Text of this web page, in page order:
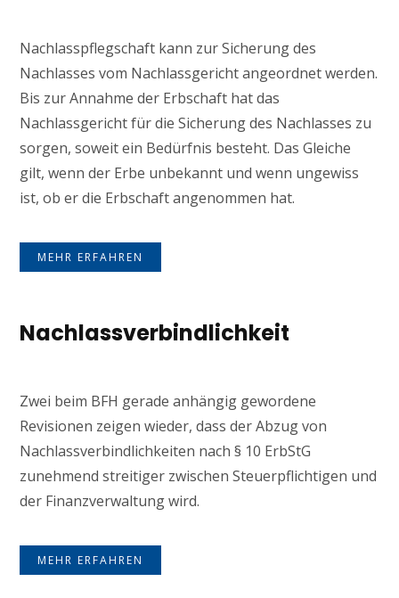
Nachlasspflegschaft kann zur Sicherung des
Nachlasses vom Nachlassgericht angeordnet werden.
Bis zur Annahme der Erbschaft hat das
Nachlassgericht für die Sicherung des Nachlasses zu
sorgen, soweit ein Bedürfnis besteht. Das Gleiche
gilt, wenn der Erbe unbekannt und wenn ungewiss
ist, ob er die Erbschaft angenommen hat.
MEHR ERFAHREN
Nachlassverbindlichkeit
Zwei beim BFH gerade anhängig gewordene
Revisionen zeigen wieder, dass der Abzug von
Nachlassverbindlichkeiten nach § 10 ErbStG
zunehmend streitiger zwischen Steuerpflichtigen und
der Finanzverwaltung wird.
MEHR ERFAHREN